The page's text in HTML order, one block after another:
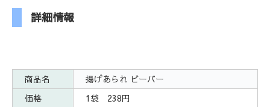
詳細情報
商品名
揚げあられ ビーバー
価格
1袋 238円